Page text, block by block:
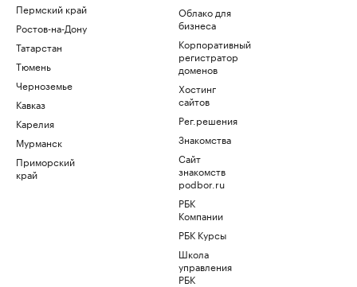
Пермский край
Ростов-на-Дону
Татарстан
Тюмень
Черноземье
Кавказ
Карелия
Мурманск
Приморский
край
Облако для
бизнеса
Корпоративный
регистратор
доменов
Хостинг
сайтов
Рег.решения
Знакомства
Сайт
знакомств
podbor.ru
РБК
Компании
РБК Курсы
Школа
управления
РБК